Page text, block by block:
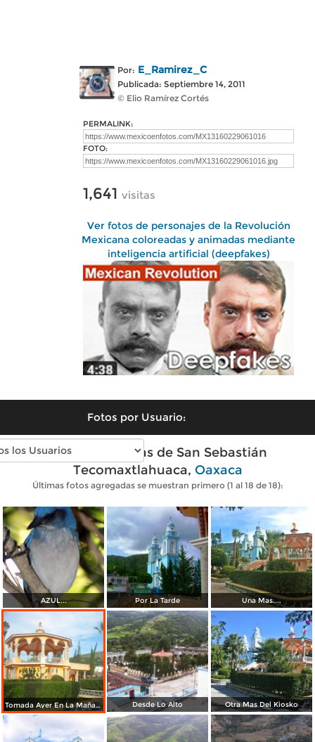
Por: E_Ramirez_C
Publicada: Septiembre 14, 2011
© Elio Ramírez Cortés
PERMALINK:
FOTO:
1,641 visitas
Ver fotos de personajes de la Revolución
Mexicana coloreadas y animadas mediante
inteligencia artificial (deepfakes)
Fotos por Usuario:
Fotos modernas de San Sebastián
Tecomaxtlahuaca, Oaxaca
Últimas fotos agregadas se muestran primero (1 al 18 de 18):
AZUL... Por La Tarde Una Mas....
Tomada Ayer En La Mañana... Desde Lo Alto Otra Mas Del Kiosko